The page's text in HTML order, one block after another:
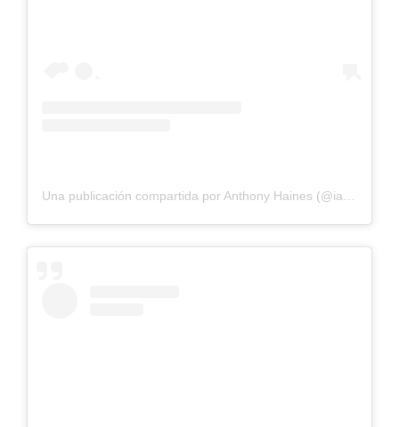
Una publicación compartida por Anthony Haines (@iamtheanthony)